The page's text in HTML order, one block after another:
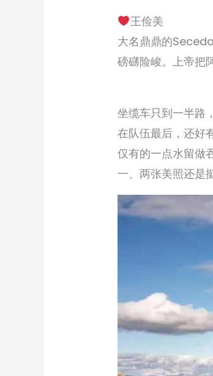
王俭美
大名鼎鼎的
磅礴险峻。上帝把
坐缆车只到一半路
在队伍最后，还好
仅有的一点水留做
一、两张美照还是